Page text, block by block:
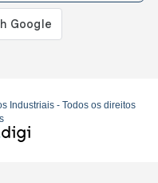
Industriais - Todos os direitos